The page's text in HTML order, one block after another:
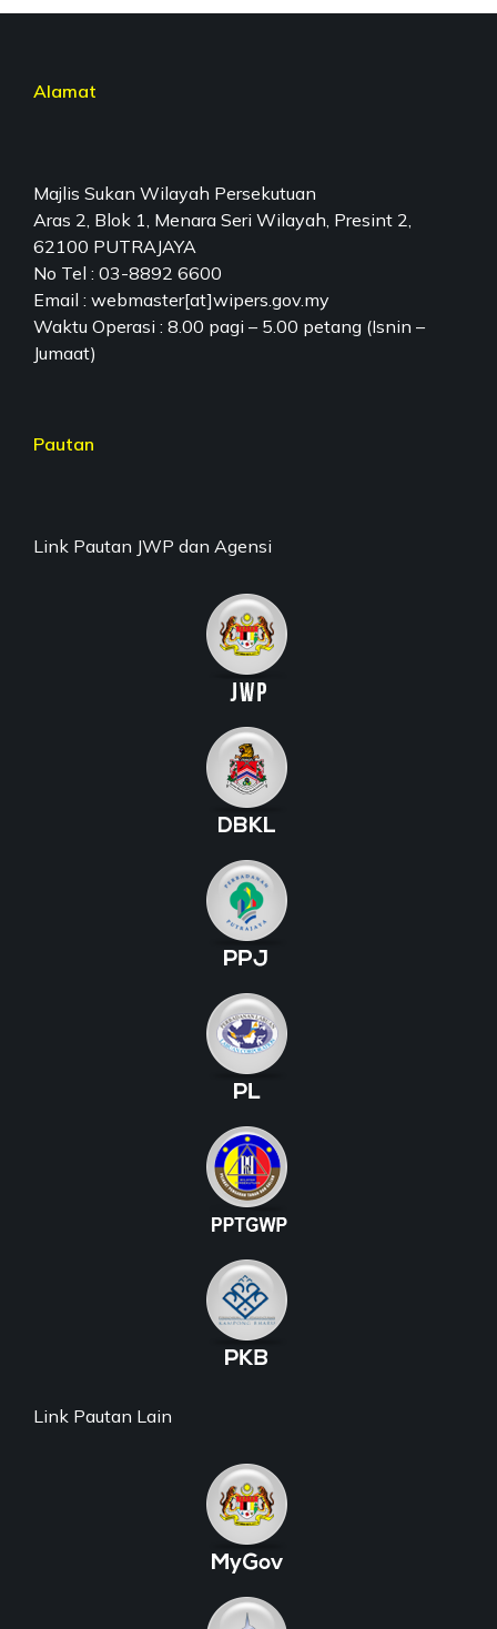
Alamat
Majlis Sukan Wilayah Persekutuan
Aras 2, Blok 1, Menara Seri Wilayah, Presint 2,
62100 PUTRAJAYA
No Tel : 03-8892 6600
Email : webmaster[at]wipers.gov.my
Waktu Operasi : 8.00 pagi – 5.00 petang (Isnin –
Jumaat)
Pautan
Link Pautan JWP dan Agensi
Link Pautan Lain